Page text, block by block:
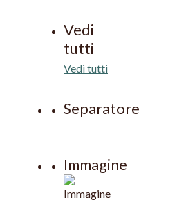
Vedi
tutti
Vedi tutti
Separatore
Immagine